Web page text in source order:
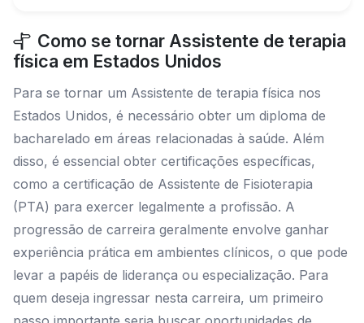
Como se tornar Assistente de terapia
física em Estados Unidos
Para se tornar um Assistente de terapia física nos
Estados Unidos, é necessário obter um diploma de
bacharelado em áreas relacionadas à saúde. Além
disso, é essencial obter certificações específicas,
como a certificação de Assistente de Fisioterapia
(PTA) para exercer legalmente a profissão. A
progressão de carreira geralmente envolve ganhar
experiência prática em ambientes clínicos, o que pode
levar a papéis de liderança ou especialização. Para
quem deseja ingressar nesta carreira, um primeiro